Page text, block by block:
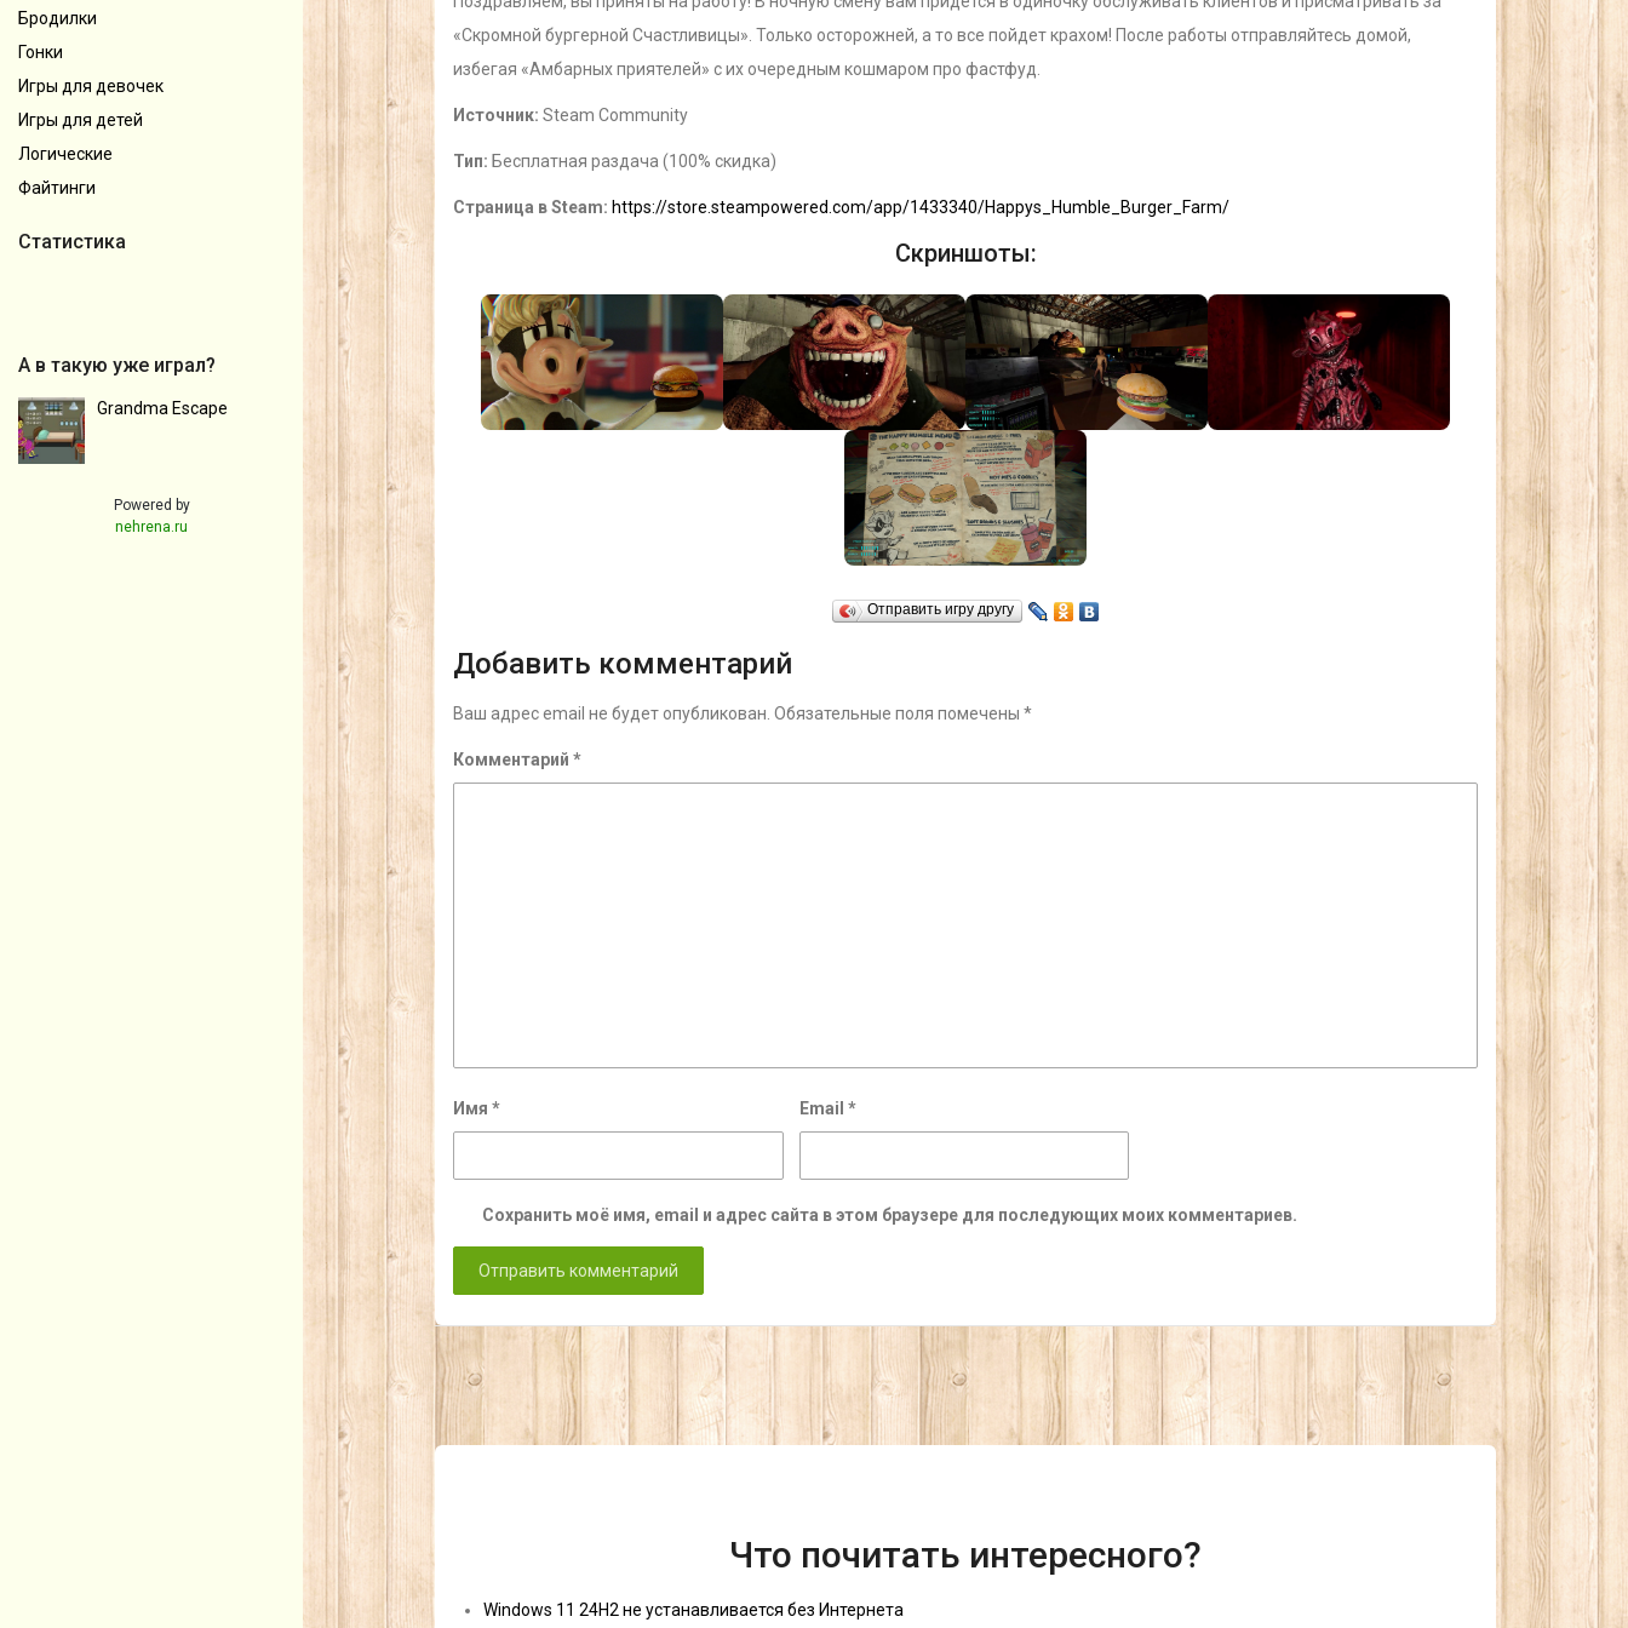
Бродилки
Гонки
Игры для девочек
Игры для детей
Логические
Файтинги
Статистика
А в такую уже играл?
Grandma Escape
Powered by
nehrena.ru
«Скромной бургерной Счастливицы». Только осторожней, а то все пойдет крахом! После работы отправляйтесь домой,
избегая «Амбарных приятелей» с их очередным кошмаром про фастфуд.
Источник: Steam Community
Тип: Бесплатная раздача (100% скидка)
Страница в Steam: https://store.steampowered.com/app/1433340/Happys_Humble_Burger_Farm/
Скриншоты:
Отправить игру другу
Добавить комментарий
Ваш адрес email не будет опубликован. Обязательные поля помечены*
Комментарий*
Имя* Email *
Сохранить моё имя, email и адрес сайта в этом браузере для последующих моих комментариев.
Что почитать интересного?
Windows 11 24H2 не устанавливается без Интернета